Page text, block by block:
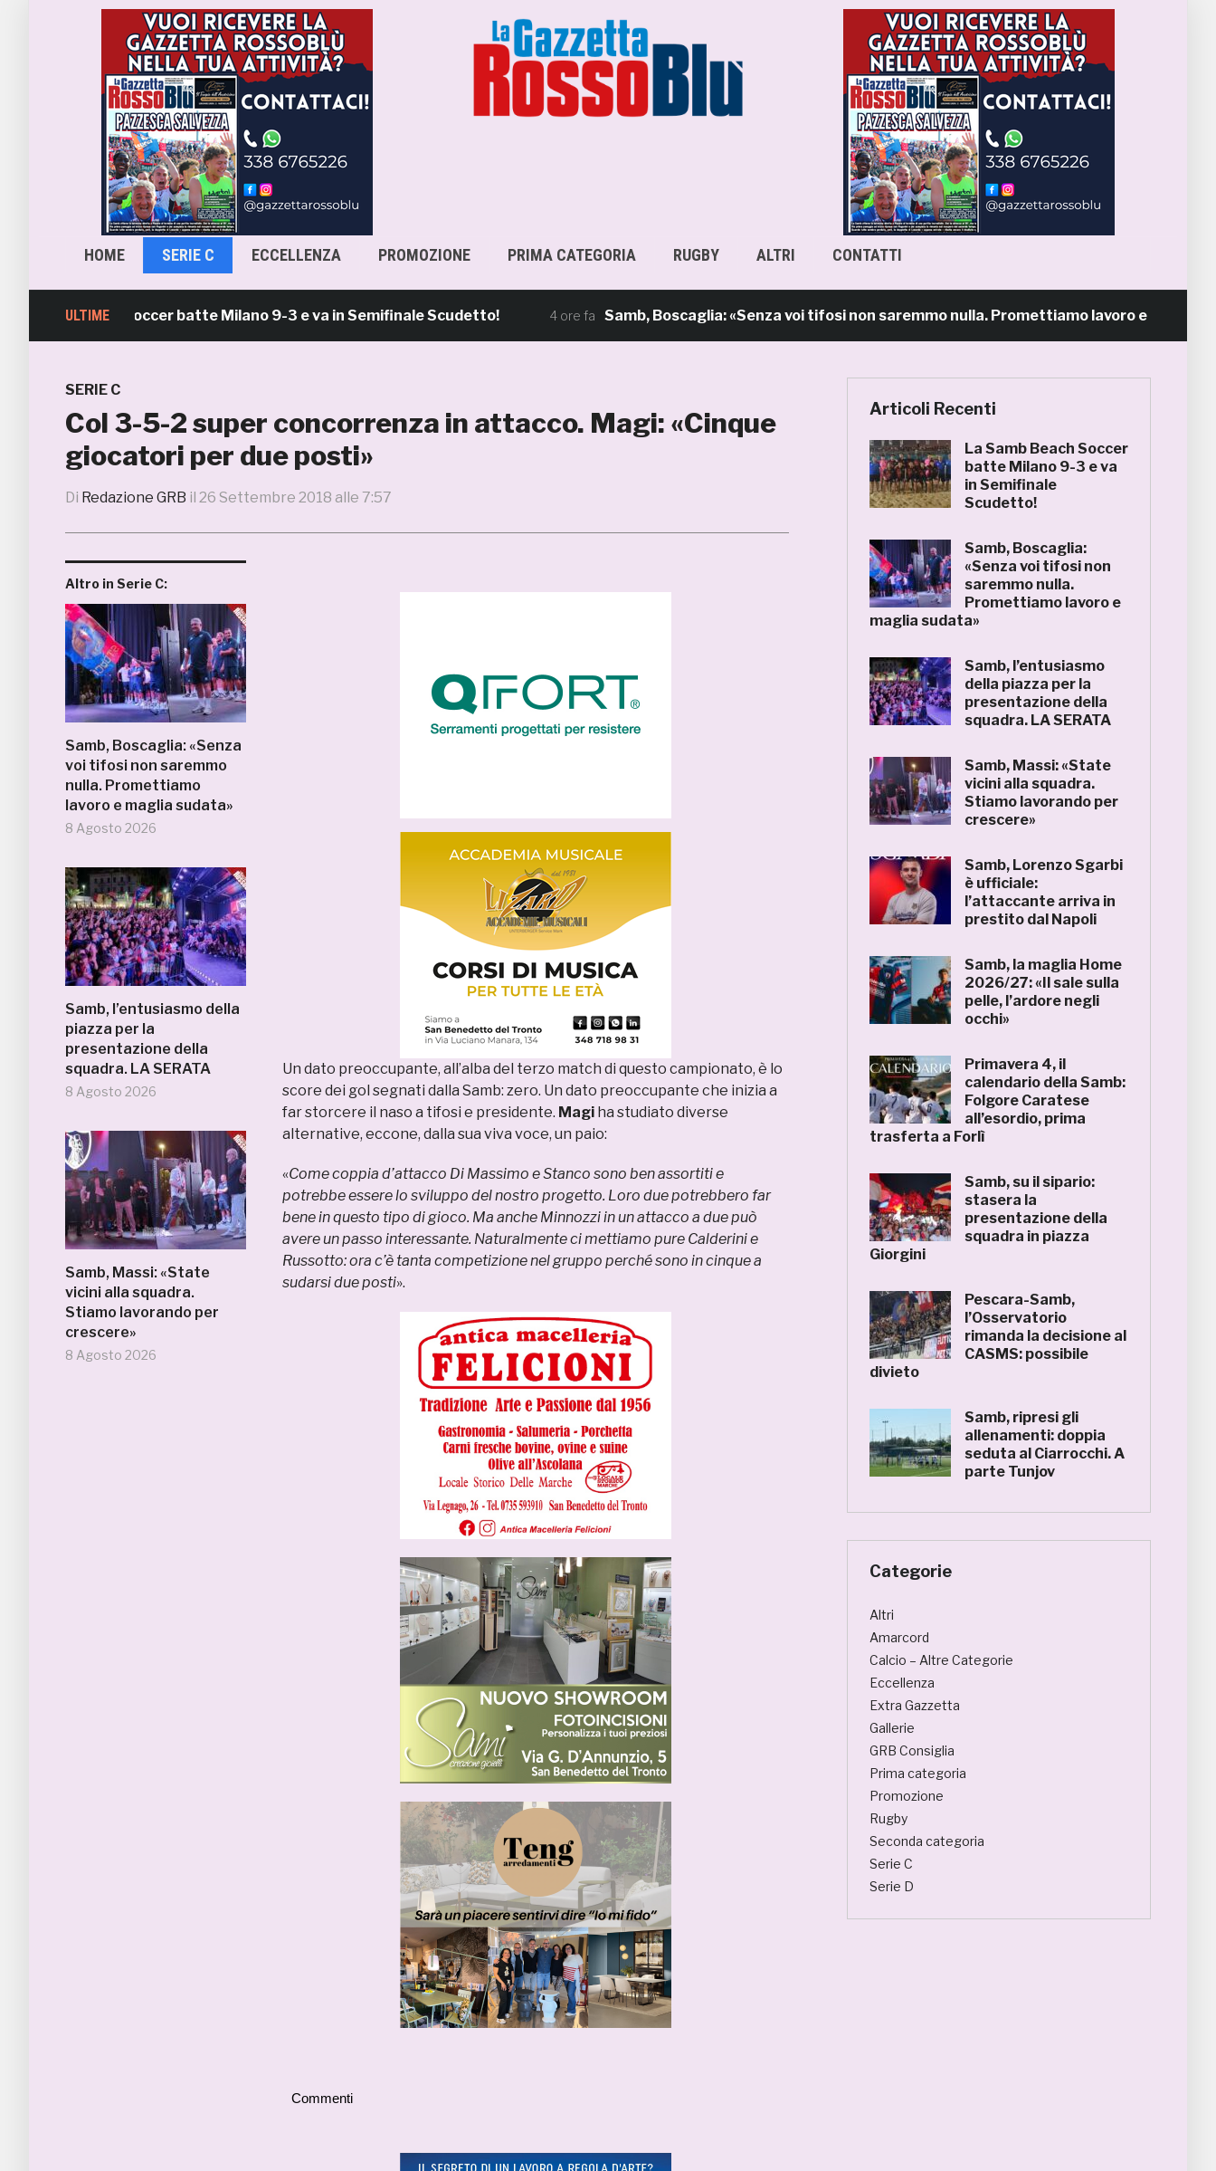
HOME SERIE C ECCELLENZA PROMOZIONE PRIMA CATEGORIA RUGBY ALTRI CONTATTI
ULTIME
Beach Soccer batte Milano 9-3 e va in Semifinale Scudetto! 4 ore fa Samb, Boscaglia: «Senza voi tifosi non saremmo nulla. Promettiamo lavoro e maglia sudata»
SERIE C
Col 3-5-2 super concorrenza in attacco. Magi: «Cinque
giocatori per due posti»
Di Redazione GRB il 26 Settembre 2018 alle 7:57
Altro in Serie C:
Samb, Boscaglia: «Senza
voi tifosi non saremmo
nulla. Promettiamo
lavoro e maglia sudata»
8 Agosto 2026
Samb, l’entusiasmo della
piazza per la
presentazione della
squadra. LA SERATA
8 Agosto 2026
Samb, Massi: «State
vicini alla squadra.
Stiamo lavorando per
crescere»
8 Agosto 2026
Un dato preoccupante, all’alba del terzo match di questo campionato, è lo
score dei gol segnati dalla Samb: zero. Un dato preoccupante che inizia a
far storcere il naso a tifosi e presidente. Magi ha studiato diverse
alternative, eccone, dalla sua viva voce, un paio:
«Come coppia d’attacco Di Massimo e Stanco sono ben assortiti e
potrebbe essere lo sviluppo del nostro progetto. Loro due potrebbero far
bene in questo tipo di gioco. Ma anche Minnozzi in un attacco a due può
avere un passo interessante. Naturalmente ci mettiamo pure Calderini e
Russotto: ora c’è tanta competizione nel gruppo perché sono in cinque a
sudarsi due posti».
Commenti
Articoli Recenti
La Samb Beach Soccer
batte Milano 9-3 e va
in Semifinale
Scudetto!
Samb, Boscaglia:
«Senza voi tifosi non
saremmo nulla.
Promettiamo lavoro e
maglia sudata»
Samb, l’entusiasmo
della piazza per la
presentazione della
squadra. LA SERATA
Samb, Massi: «State
vicini alla squadra.
Stiamo lavorando per
crescere»
Samb, Lorenzo Sgarbi
è ufficiale:
l’attaccante arriva in
prestito dal Napoli
Samb, la maglia Home
2026/27: «Il sale sulla
pelle, l’ardore negli
occhi»
Primavera 4, il
calendario della Samb:
Folgore Caratese
all’esordio, prima
trasferta a Forlì
Samb, su il sipario:
stasera la
presentazione della
squadra in piazza
Giorgini
Pescara-Samb,
l’Osservatorio
rimanda la decisione al
CASMS: possibile
divieto
Samb, ripresi gli
allenamenti: doppia
seduta al Ciarrocchi. A
parte Tunjov
Categorie
Altri
Amarcord
Calcio – Altre Categorie
Eccellenza
Extra Gazzetta
Gallerie
GRB Consiglia
Prima categoria
Promozione
Rugby
Seconda categoria
Serie C
Serie D